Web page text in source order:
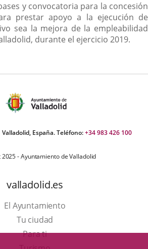
y convocatoria para la concesión
prestar apoyo a la ejecución de
sea la mejora de la empleabilidad
durante el ejercicio 2019.
España. Teléfono:+34 983 426 100
- Ayuntamiento de Valladolid
valladolid.es
El Ayuntamiento
Tu ciudad
Para ti